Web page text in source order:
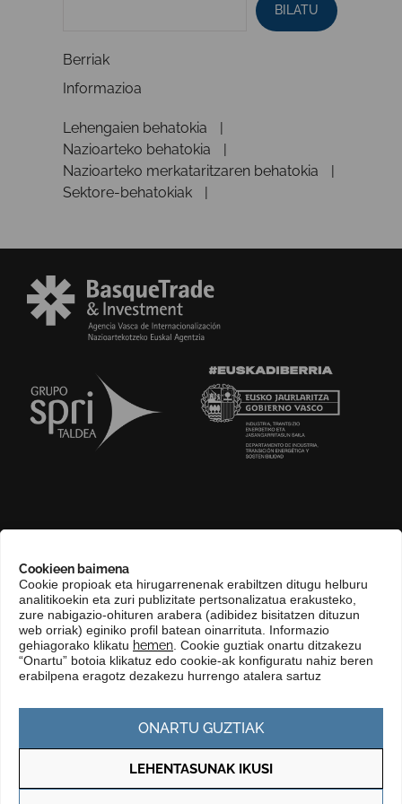
Cookieen baimena
Cookie propioak eta hirugarrenenak erabiltzen ditugu helburu
analitikoekin eta zuri publizitate pertsonalizatua erakusteko,
zure nabigazio-ohituren arabera (adibidez bisitatzen dituzun
web orriak) eginiko profil batean oinarrituta. Informazio
gehiagorako klikatu hemen . Cookie guztiak onartu ditzakezu
“Onartu” botoia klikatuz edo cookie-ak konfiguratu nahiz beren
erabilpena eragotz dezakezu hurrengo atalera sartuz
ONARTU GUZTIAK
LEHENTASUNAK IKUSI
BILATU
Berriak
Informazioa
Lehengaien behatokia
Nazioarteko behatokia
Nazioarteko merkataritzaren behatokia
Sektore-behatokiak
COMPLIANCE CHANNEL
HARREMANETARAKO
EUSKARA
KONTRATATZAILEAREN PROFILA
GARDENTASUN ATARIA
Pribatutasun politika Cookie politika